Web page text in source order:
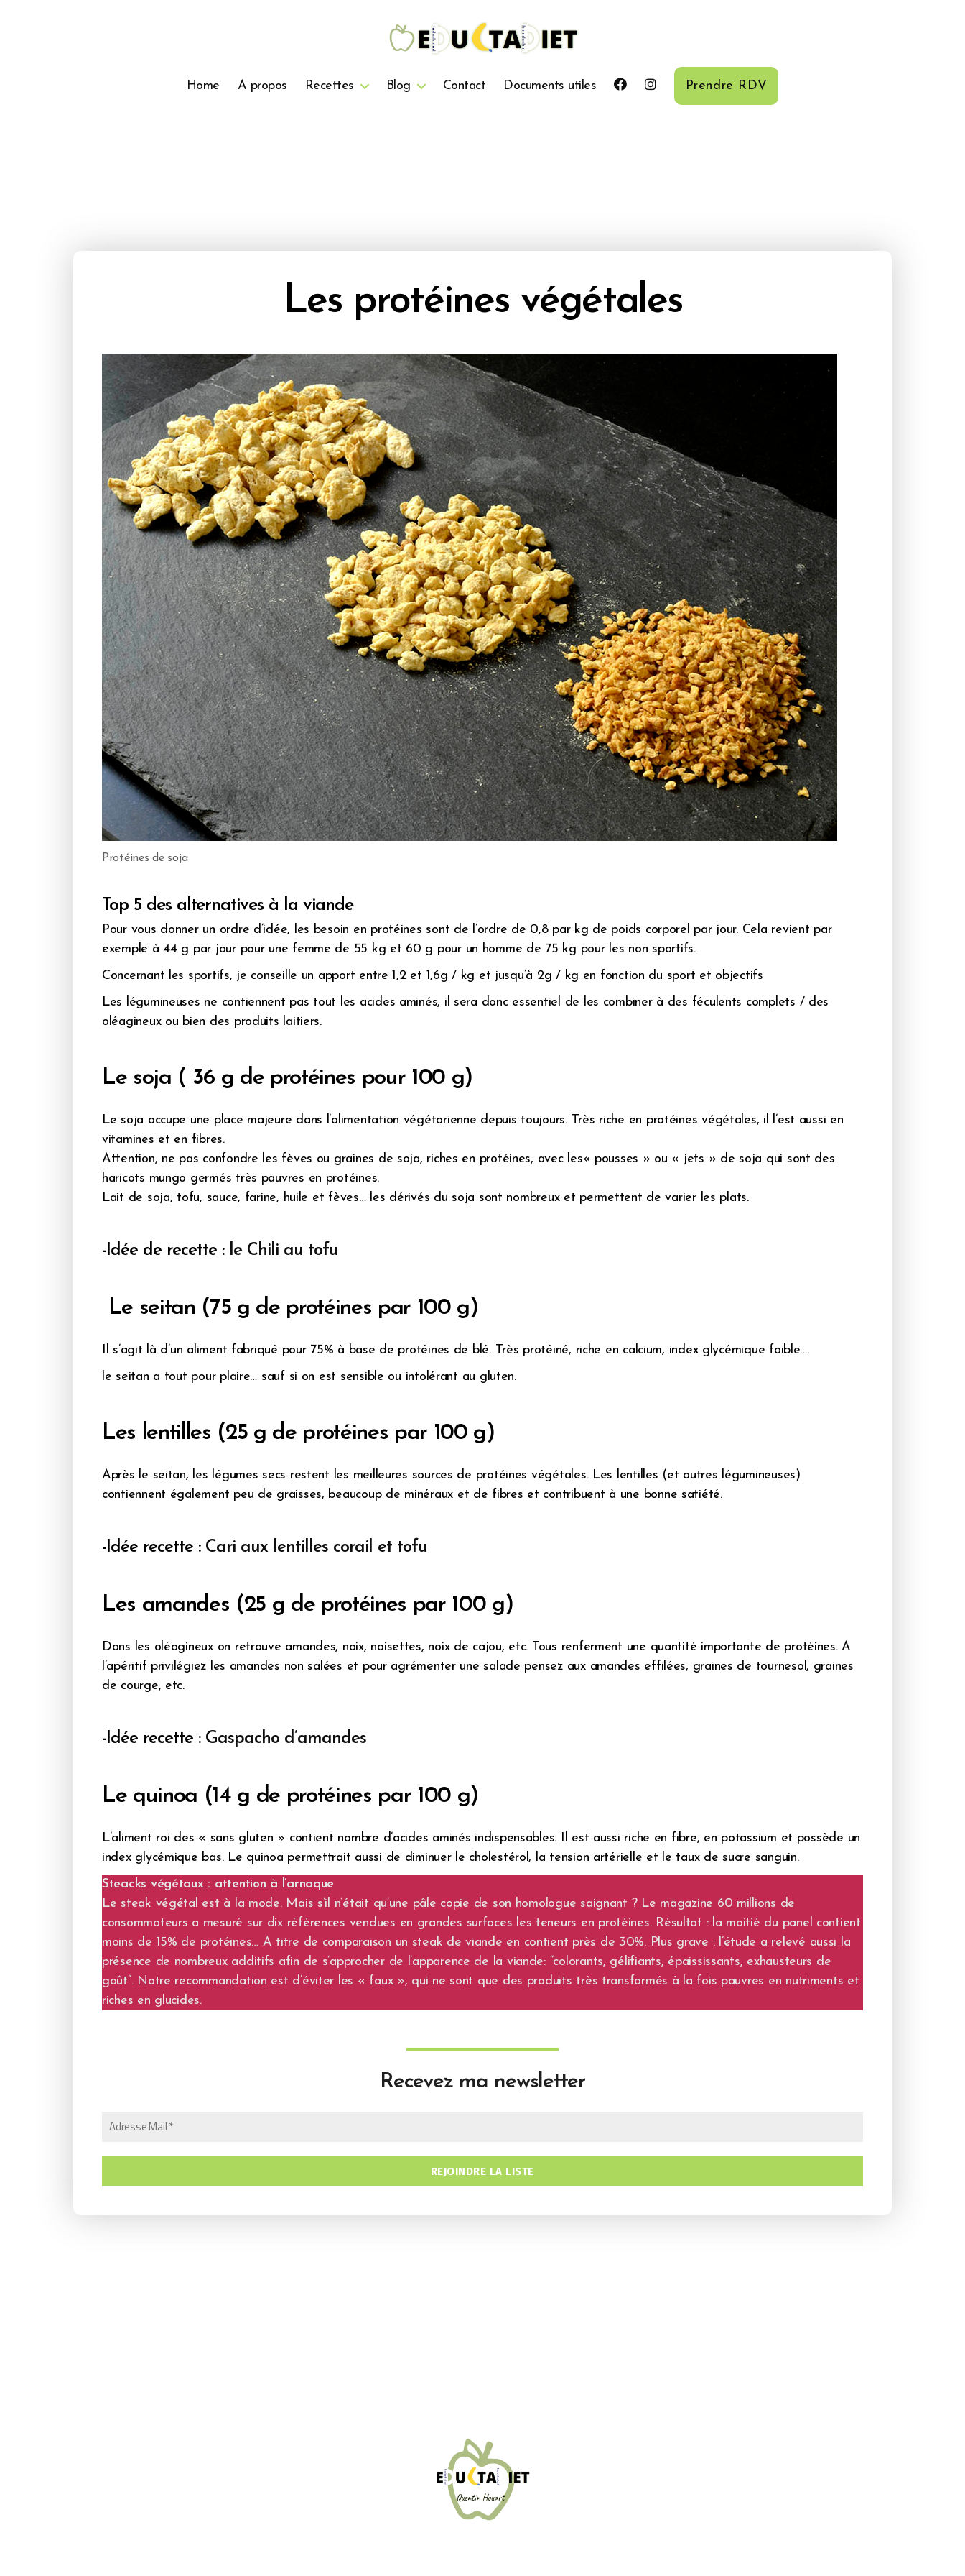
Home
A propos Recettes Blog Contact Documents utiles Prendre RDV
Les protéines végétales
Protéines de soja
Top 5 des alternatives à la viande
Pour vous donner un ordre d’idée, les besoin en protéines sont de l’ordre de 0,8 par kg de poids corporel par jour. Cela revient par
exemple à 44 g par jour pour une femme de 55 kg et 60 g pour un homme de 75 kg pour les non sportifs.
Concernant les sportifs, je conseille un apport entre 1,2 et 1,6g / kg et jusqu’à 2g / kg en fonction du sport et objectifs
Les légumineuses ne contiennent pas tout les acides aminés, il sera donc essentiel de les combiner à des féculents complets / des
oléagineux ou bien des produits laitiers.
Le soja ( 36 g de protéines pour 100 g)
Le soja occupe une place majeure dans l’alimentation végétarienne depuis toujours. Très riche en protéines végétales, il l’est aussi en
vitamines et en fibres.
Attention, ne pas confondre les fèves ou graines de soja, riches en protéines, avec les« pousses » ou « jets » de soja qui sont des
haricots mungo germés très pauvres en protéines.
Lait de soja, tofu, sauce, farine, huile et fèves… les dérivés du soja sont nombreux et permettent de varier les plats.
-Idée de recette :le Chili au tofu
Le seitan (75 g de protéines par 100 g)
Il s’agit là d’un aliment fabriqué pour 75% à base de protéines de blé. Très protéiné, riche en calcium, index glycémique faible….
le seitan a tout pour plaire… sauf si on est sensible ou intolérant au gluten.
Les lentilles (25 g de protéines par 100 g)
Après le seitan, les légumes secs restent les meilleures sources de protéines végétales. Les lentilles (et autres légumineuses)
contiennent également peu de graisses, beaucoup de minéraux et de fibres et contribuent à une bonne satiété.
-Idée recette : Cari aux lentilles corail et tofu
Les amandes (25 g de protéines par 100 g)
Dans les oléagineux on retrouve amandes, noix, noisettes, noix de cajou, etc. Tous renferment une quantité importante de protéines. A
l’apéritif privilégiez les amandes non salées et pour agrémenter une salade pensez aux amandes effilées, graines de tournesol, graines
de courge, etc.
-Idée recette : Gaspacho d’amandes
Le quinoa (14 g de protéines par 100 g)
L’aliment roi des « sans gluten » contient nombre d’acides aminés indispensables. Il est aussi riche en fibre, en potassium et possède un
index glycémique bas. Le quinoa permettrait aussi de diminuer le cholestérol, la tension artérielle et le taux de sucre sanguin.
Steacks végétaux : attention à l’arnaque
Le steak végétal est à la mode. Mais s’il n’était qu’une pâle copie de son homologue saignant ? Le magazine 60 millions de
consommateurs a mesuré sur dix références vendues en grandes surfaces les teneurs en protéines. Résultat : la moitié du panel contient
moins de 15% de protéines… A titre de comparaison un steak de viande en contient près de 30%. Plus grave : l’étude a relevé aussi la
présence de nombreux additifs afin de s’approcher de l’apparence de la viande: “colorants, gélifiants, épaississants, exhausteurs de
goût”. Notre recommandation est d’éviter les « faux », qui ne sont que des produits très transformés à la fois pauvres en nutriments et
riches en glucides.
Recevez ma newsletter